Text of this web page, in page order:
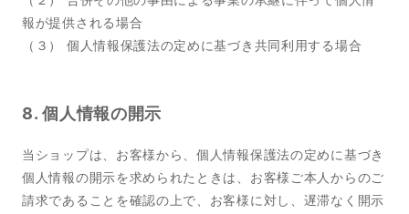
報が提供される場合
（３） 個人情報保護法の定めに基づき共同利用する場合
8. 個人情報の開示
当ショップは、お客様から、個人情報保護法の定めに基づき
個人情報の開示を求められたときは、お客様ご本人からのご
請求であることを確認の上で、お客様に対し、遅滞なく開示